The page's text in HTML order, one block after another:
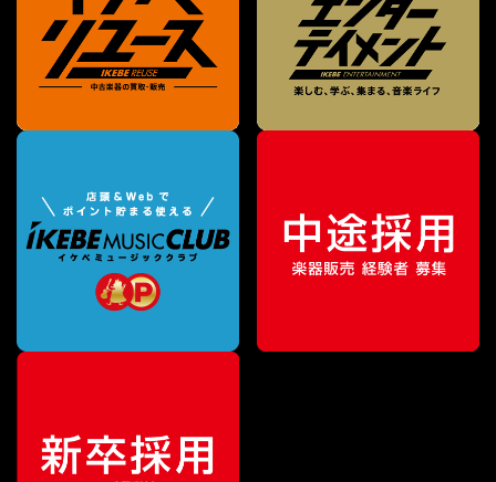
販売価格¥172,975 （税込）